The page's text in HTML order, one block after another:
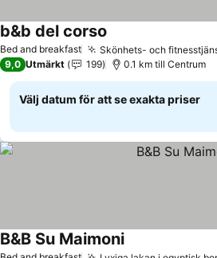
Bed and breakfast Skönhets- och
b&b del corso
9,0 Utmärkt 199 0.1 km till Centrum
Välj datum för att se exakta priser
B&B Su MaimoniSe priser